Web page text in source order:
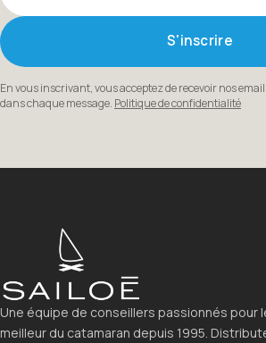
S'inscrire
En vous inscrivant, vous acceptez de recevoir nos
dans chaque message. Politique de confidentialité
Une équipe de conseillers passionnés pour
meilleur du catamaran depuis 1995.